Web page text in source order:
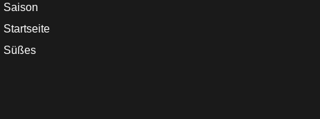
Saison
Startseite
Süßes